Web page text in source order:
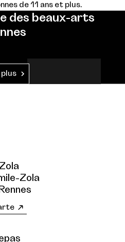
de 11 ans et plus.
des beaux-arts
plus
Zola